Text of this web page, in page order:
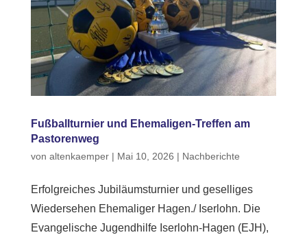
Fußballturnier und Ehemaligen-Treffen am
Pastorenweg
von altenkaemper| Mai 10, 2026 | Nachberichte
Erfolgreiches Jubiläumsturnier und geselliges
Wiedersehen Ehemaliger Hagen./ Iserlohn. Die
Evangelische Jugendhilfe Iserlohn-Hagen (EJH),